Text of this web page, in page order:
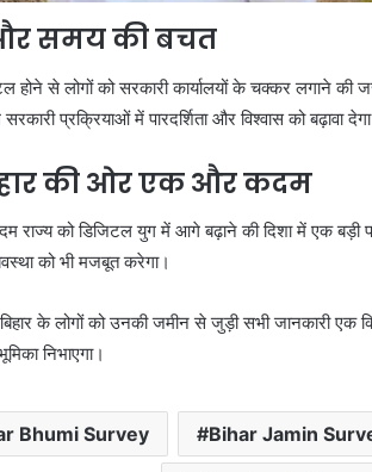
और समय की बचत
होने से लोगों को सरकारी कार्यालयों के चक्कर लगाने की
प्रक्रियाओं में पारदर्शिता और विश्वास को बढ़ावा
की ओर एक और कदम
राज्य को डिजिटल युग में आगे बढ़ाने की दिशा में एक
को भी मजबूत करेगा।
के लोगों को उनकी जमीन से जुड़ी सभी जानकारी एक
निभाएगा।
Bhumi Survey Bihar Jamin